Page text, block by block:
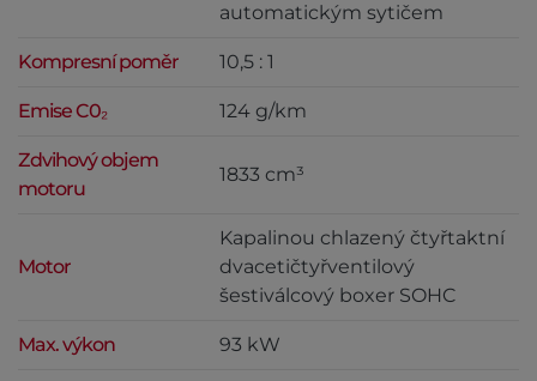
automatickým sytičem
Kompresní poměr 10,5 : 1
Emise C0₂ 124 g/km
Zdvihový objem
motoru
1833 cm³
Motor
Kapalinou chlazený čtyřtaktní
dvacetičtyřventilový
šestiválcový boxer SOHC
Max. výkon 93 kW